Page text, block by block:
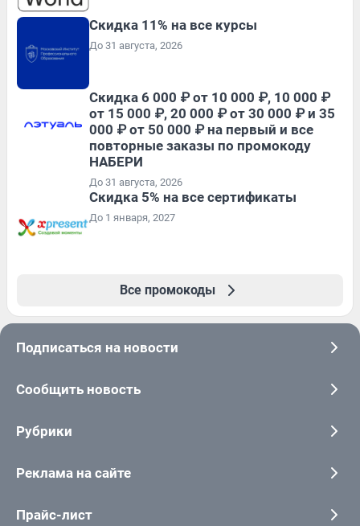
Скидка 11% на все курсы
До 31 августа, 2026
Скидка 6 000 ₽ от 10 000 ₽, 10 000 ₽
от 15 000 ₽, 20 000 ₽ от 30 000 ₽ и 35
000 ₽ от 50 000 ₽ на первый и все
повторные заказы по промокоду
НАБЕРИ
До 31 августа, 2026
Скидка 5% на все сертификаты
До 1 января, 2027
Все промокоды
Подписаться на новости
Сообщить новость
Рубрики
Реклама на сайте
Прайс-лист